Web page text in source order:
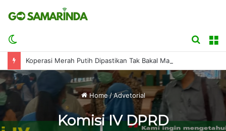
skin
Search
for
Koperasi Merah Putih Dipastikan Tak Bakal Matikan UMKM
Home/Advetorial
Komisi IV DPRD